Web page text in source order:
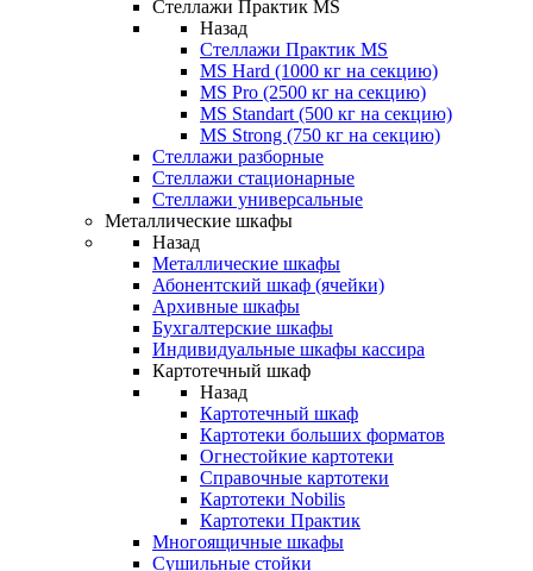
Стеллажи Практик MS
Назад
Стеллажи Практик MS
MS Hard (1000 кг на секцию)
MS Pro (2500 кг на секцию)
MS Standart (500 кг на секцию)
MS Strong (750 кг на секцию)
Стеллажи разборные
Стеллажи стационарные
Стеллажи универсальные
Металлические шкафы
Назад
Металлические шкафы
Абонентский шкаф (ячейки)
Архивные шкафы
Бухгалтерские шкафы
Индивидуальные шкафы кассира
Картотечный шкаф
Назад
Картотечный шкаф
Картотеки больших форматов
Огнестойкие картотеки
Справочные картотеки
Картотеки Nobilis
Картотеки Практик
Многоящичные шкафы
Сушильные стойки